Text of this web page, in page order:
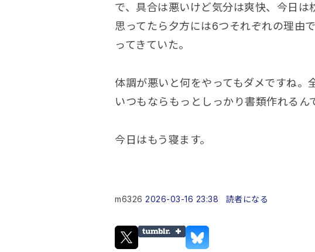
で、具合は悪いけど気分は爽快、今日は
思ってたら夕方には6つそれぞれの理由
ってきていた。
体調が悪いと何をやってもダメですね。
いつもならもっとしっかり書類作れるん
今日はもう寝ます。
m6326 2026-03-16 23:38 読者になる